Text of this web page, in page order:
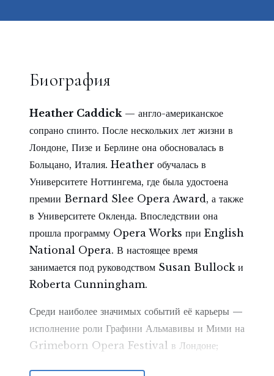
Биография
Heather Caddick— англо-американское
сопрано спинто. После нескольких лет жизни в
Лондоне, Пизе и Берлине она обосновалась в
Больцано, Италия. Heather обучалась в
Университете Ноттингема, где была удостоена
премии Bernard Slee Opera Award, а также
в Университете Окленда. Впоследствии она
прошла программу Opera Works при English
National Opera. В настоящее время
занимается под руководством Susan Bullock и
Roberta Cunningham.
Среди наиболее значимых событий её карьеры —
исполнение роли Графини Альмавивы и Мими на
Grimeborn Opera Festival в Лондоне;